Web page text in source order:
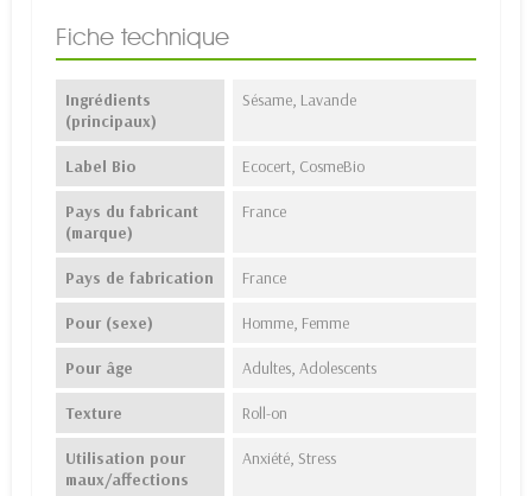
Fiche technique
Ingrédients
(principaux)
Sésame, Lavande
Label Bio Ecocert, CosmeBio
Pays du fabricant
(marque)
France
Pays de fabrication France
Pour (sexe) Homme, Femme
Pour âge Adultes, Adolescents
Texture Roll-on
Utilisation pour
maux/affections
Anxiété, Stress